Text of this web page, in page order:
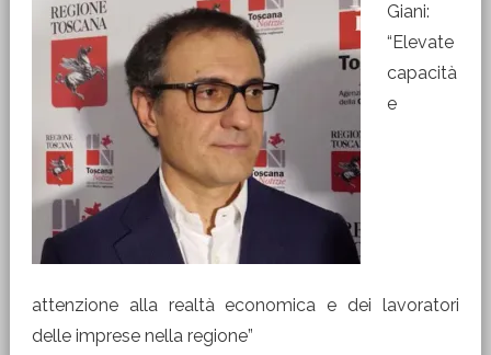
Giani:
“Elevate
capacità
e
attenzione alla realtà economica e dei lavoratori
delle imprese nella regione”